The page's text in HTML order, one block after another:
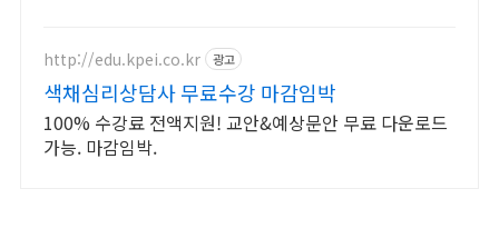
http://edu.kpei.co.kr 광고
색채심리상담사 무료수강 마감임박
100% 수강료 전액지원! 교안&예상문안 무료 다운로드
가능. 마감임박.